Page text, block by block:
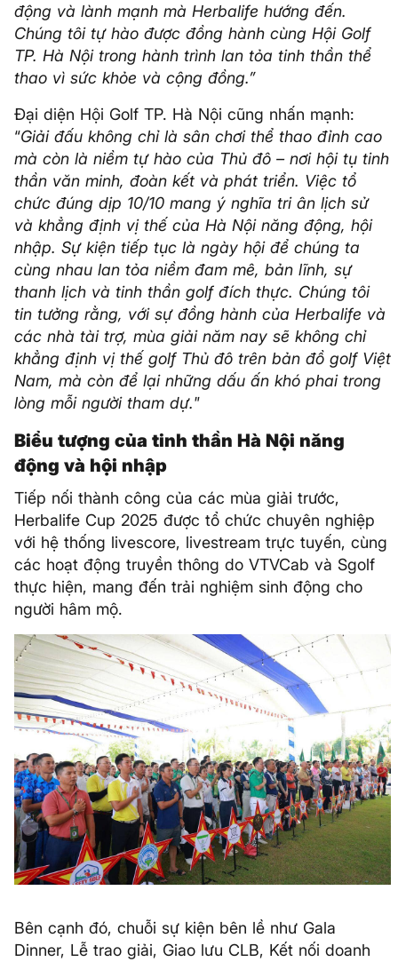
động và lành mạnh mà Herbalife hướng đến.
Chúng tôi tự hào được đồng hành cùng Hội Golf
TP. Hà Nội trong hành trình lan tỏa tinh thần thể
thao vì sức khỏe và cộng đồng.”
Đại diện Hội Golf TP. Hà Nội cũng nhấn mạnh:
“Giải đấu không chỉ là sân chơi thể thao đỉnh cao
mà còn là niềm tự hào của Thủ đô – nơi hội tụ tinh
thần văn minh, đoàn kết và phát triển. Việc tổ
chức đúng dịp 10/10 mang ý nghĩa tri ân lịch sử
và khẳng định vị thế của Hà Nội năng động, hội
nhập. Sự kiện tiếp tục là ngày hội để chúng ta
cùng nhau lan tỏa niềm đam mê, bản lĩnh, sự
thanh lịch và tinh thần golf đích thực. Chúng tôi
tin tưởng rằng, với sự đồng hành của Herbalife và
các nhà tài trợ, mùa giải năm nay sẽ không chỉ
khẳng định vị thế golf Thủ đô trên bản đồ golf Việt
Nam, mà còn để lại những dấu ấn khó phai trong
lòng mỗi người tham dự."
Biểu tượng của tinh thần Hà Nội năng
động và hội nhập
Tiếp nối thành công của các mùa giải trước,
Herbalife Cup 2025 được tổ chức chuyên nghiệp
với hệ thống livescore, livestream trực tuyến, cùng
các hoạt động truyền thông do VTVCab và Sgolf
thực hiện, mang đến trải nghiệm sinh động cho
người hâm mộ.
Bên cạnh đó, chuỗi sự kiện bên lề như Gala
Dinner, Lễ trao giải, Giao lưu CLB, Kết nối doanh